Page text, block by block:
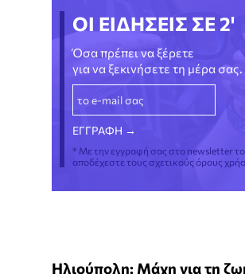
ΟΙ ΕΙΔΗΣΕΙΣ ΣΕ 2'
Όσα πρέπει να ξέρετε
για να ξεκινήσετε τη μέρα σας.
* Με την εγγραφή σας στο newsletter
αποδέχεστε τους σχετικούς όρους
Ηλιούπολη: Μάχη για τη